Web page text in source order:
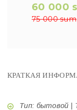
60 000
75 000 sum
КРАТКАЯ
Тип: бытовой |